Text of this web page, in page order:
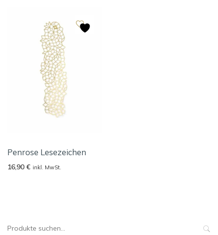
Penrose Lesezeichen
16,90 € inkl. MwSt.
Suche